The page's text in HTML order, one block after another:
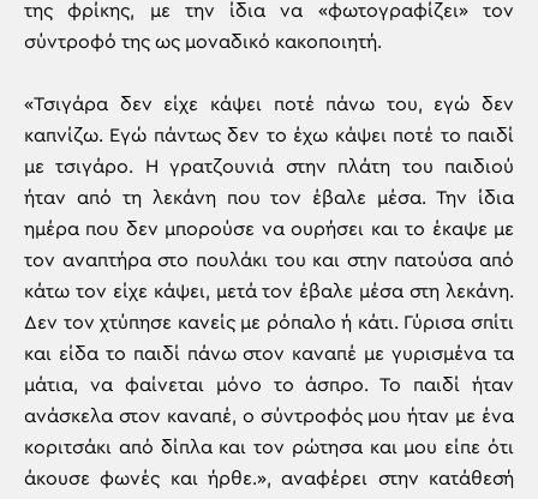
της φρίκης, με την ίδια να «φωτογραφίζει» τον
σύντροφό της ως μοναδικό κακοποιητή.
«Τσιγάρα δεν είχε κάψει ποτέ πάνω του, εγώ δεν
καπνίζω. Εγώ πάντως δεν το έχω κάψει ποτέ το παιδί
με τσιγάρο. Η γρατζουνιά στην πλάτη του παιδιού
ήταν από τη λεκάνη που τον έβαλε μέσα. Την ίδια
ημέρα που δεν μπορούσε να ουρήσει και το έκαψε με
τον αναπτήρα στο πουλάκι του και στην πατούσα από
κάτω τον είχε κάψει, μετά τον έβαλε μέσα στη λεκάνη.
Δεν τον χτύπησε κανείς με ρόπαλο ή κάτι. Γύρισα σπίτι
και είδα το παιδί πάνω στον καναπέ με γυρισμένα τα
μάτια, να φαίνεται μόνο το άσπρο. Το παιδί ήταν
ανάσκελα στον καναπέ, ο σύντροφός μου ήταν με ένα
κοριτσάκι από δίπλα και τον ρώτησα και μου είπε ότι
άκουσε φωνές και ήρθε.», αναφέρει στην κατάθεσή